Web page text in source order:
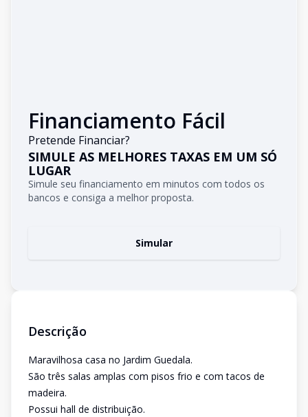
Financiamento Fácil
Pretende Financiar?
SIMULE AS MELHORES TAXAS EM UM SÓ
LUGAR
Simule seu financiamento em minutos com todos os
bancos e consiga a melhor proposta.
Simular
Descrição
Maravilhosa casa no Jardim Guedala.
São três salas amplas com pisos frio e com tacos de
madeira.
Possui hall de distribuição.